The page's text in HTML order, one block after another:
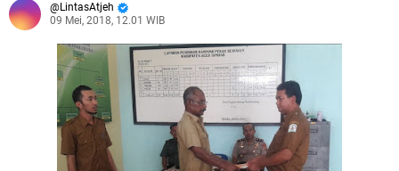
LintasAtjeh
09 Mei, 2018, 12.01 WIB